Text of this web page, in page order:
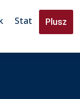
Stat Plusz